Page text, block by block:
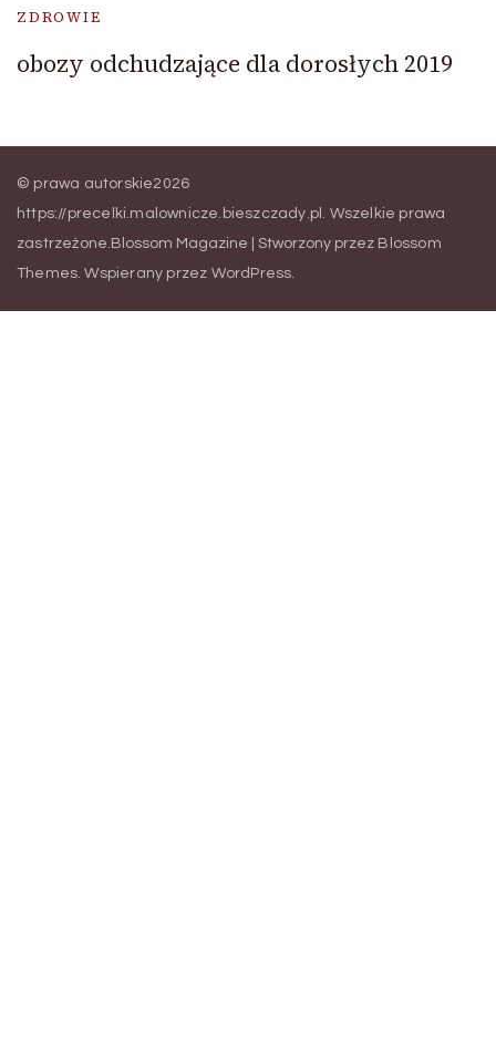
ZDROWIE
obozy odchudzające dla dorosłych 2019
© prawa autorskie2026
https://precelki.malownicze.bieszczady.pl
. Wszelkie prawa
zastrzeżone. Blossom Magazine | Stworzony przez Blossom
Themes Wspierany przez WordPress